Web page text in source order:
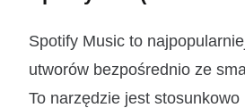
Spotify Music to
utworów bezpośrednio ze
To narzędzie jest